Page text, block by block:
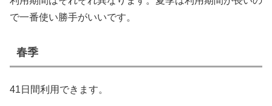
で一番使い勝手がいいです。
春季
41日間利用できます。